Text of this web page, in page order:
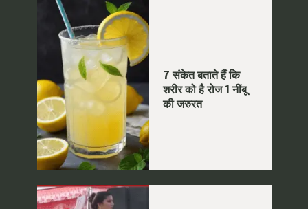
7 संकेत बताते हैं कि
शरीर को है रोज 1 नींबू
की जरुरत